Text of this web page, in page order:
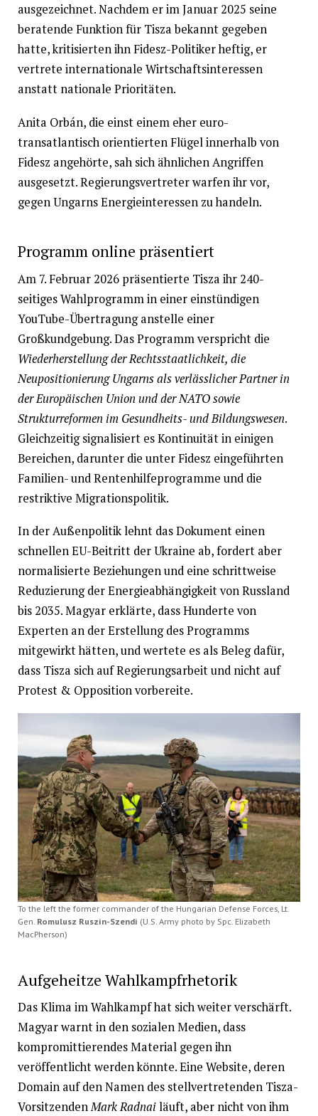
ausgezeichnet. Nachdem er im Januar 2025 seine
beratende Funktion für Tisza bekannt gegeben
hatte, kritisierten ihn Fidesz-Politiker heftig, er
vertrete internationale Wirtschaftsinteressen
anstatt nationale Prioritäten.
Anita Orbán, die einst einem eher euro-
transatlantisch orientierten Flügel innerhalb von
Fidesz angehörte, sah sich ähnlichen Angriffen
ausgesetzt. Regierungsvertreter warfen ihr vor,
gegen Ungarns Energieinteressen zu handeln.
Programm online präsentiert
Am 7. Februar 2026 präsentierte Tisza ihr 240-
seitiges Wahlprogramm in einer einstündigen
YouTube-Übertragung anstelle einer
Großkundgebung. Das Programm verspricht die
Wiederherstellung der Rechtsstaatlichkeit, die
Neupositionierung Ungarns als verlässlicher Partner in
der Europäischen Union und der NATO sowie
Strukturreformen im Gesundheits- und Bildungswesen.
Gleichzeitig signalisiert es Kontinuität in einigen
Bereichen, darunter die unter Fidesz eingeführten
Familien- und Rentenhilfeprogramme und die
restriktive Migrationspolitik.
In der Außenpolitik lehnt das Dokument einen
schnellen EU-Beitritt der Ukraine ab, fordert aber
normalisierte Beziehungen und eine schrittweise
Reduzierung der Energieabhängigkeit von Russland
bis 2035. Magyar erklärte, dass Hunderte von
Experten an der Erstellung des Programms
mitgewirkt hätten, und wertete es als Beleg dafür,
dass Tisza sich auf Regierungsarbeit und nicht auf
Protest & Opposition vorbereite.
To the left the former commander of the Hungarian Defense Forces, Lt.
Gen. Romulusz Ruszin-Szendi (U.S. Army photo by Spc. Elizabeth
MacPherson)
Aufgeheitze Wahlkampfrhetorik
Das Klima im Wahlkampf hat sich weiter verschärft.
Magyar warnt in den sozialen Medien, dass
kompromittierendes Material gegen ihn
veröffentlicht werden könnte. Eine Website, deren
Domain auf den Namen des stellvertretenden Tisza-
VorsitzendenMark Radnailäuft, aber nicht von ihm